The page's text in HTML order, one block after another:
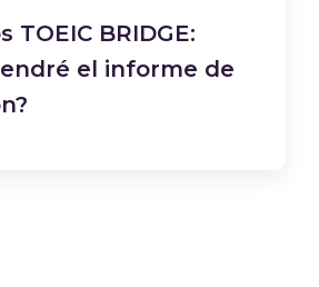
TOEIC BRIDGE:
el informe de